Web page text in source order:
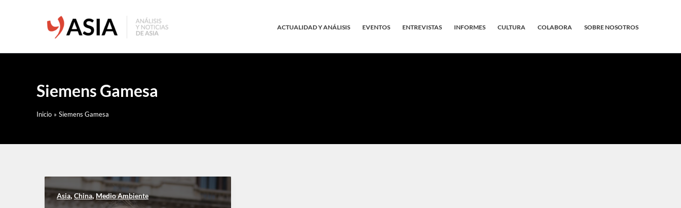
ACTUALIDAD Y ANÁLISIS EVENTOS ENTREVISTAS INFORMES CULTURA COLABORA SOBRE NOSOTROS
Siemens Gamesa
Inicio Siemens Gamesa
Asia, China, Medio Ambiente